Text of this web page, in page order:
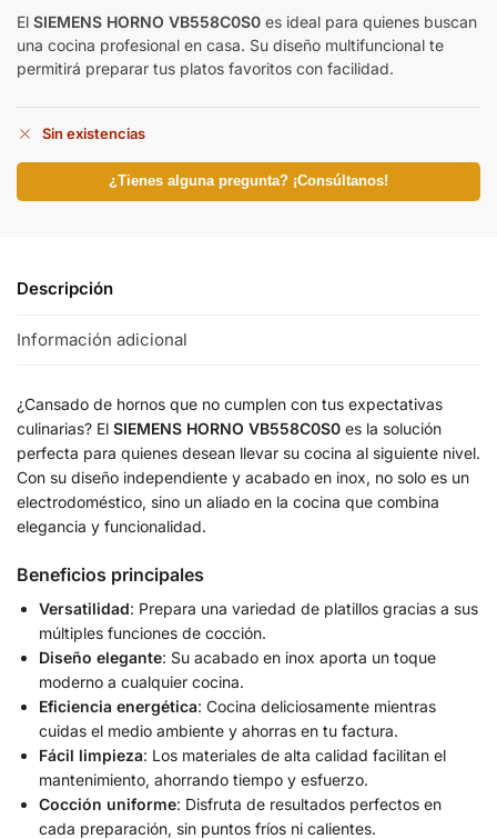
El SIEMENS HORNO VB558C0S0 es ideal para quienes buscan
una cocina profesional en casa. Su diseño multifuncional te
permitirá preparar tus platos favoritos con facilidad.
Sin existencias
¿Tienes alguna pregunta? ¡Consúltanos!
Descripción
Información adicional
¿Cansado de hornos que no cumplen con tus expectativas
culinarias? El SIEMENS HORNO VB558C0S0 es la solución
perfecta para quienes desean llevar su cocina al siguiente nivel.
Con su diseño independiente y acabado en inox, no solo es un
electrodoméstico, sino un aliado en la cocina que combina
elegancia y funcionalidad.
Beneficios principales
Versatilidad: Prepara una variedad de platillos gracias a sus
múltiples funciones de cocción.
Diseño elegante: Su acabado en inox aporta un toque
moderno a cualquier cocina.
Eficiencia energética: Cocina deliciosamente mientras
cuidas el medio ambiente y ahorras en tu factura.
Fácil limpieza: Los materiales de alta calidad facilitan el
mantenimiento, ahorrando tiempo y esfuerzo.
Cocción uniforme: Disfruta de resultados perfectos en
cada preparación, sin puntos fríos ni calientes.